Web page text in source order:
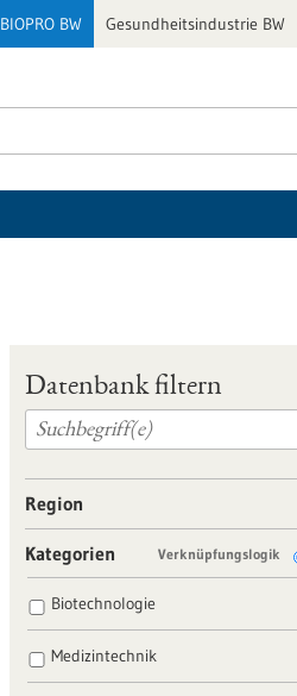
BIOPRO BW Gesundheitsindustrie BW
Datenbank filtern
Region
Kategorien Verknüpfungslogik
Biotechnologie
Medizintechnik